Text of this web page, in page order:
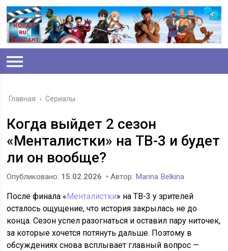
Главная › Сериалы
Когда выйдет 2 сезон
«Менталистки» на ТВ-3 и будет
ли он вообще?
Опубликовано: 15.02.2026 • Автор: Marina Belkina
После финала « Менталистки» на ТВ-3 у зрителей
осталось ощущение, что история закрылась не до
конца. Сезон успел разогнаться и оставил пару ниточек,
за которые хочется потянуть дальше. Поэтому в
обсуждениях снова всплывает главный вопрос —